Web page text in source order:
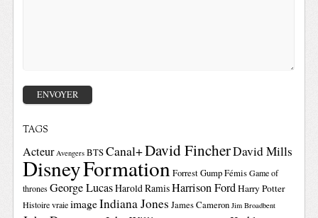
TAGS
Acteur Avengers BTSCanal+David FincherDavid Mills
DisneyFormationForrest GumpFémis Game of
thrones George LucasHarold RamisHarrison FordHarry Potter
Histoire vraie imageIndiana Jones James Cameron Jim Broadbent